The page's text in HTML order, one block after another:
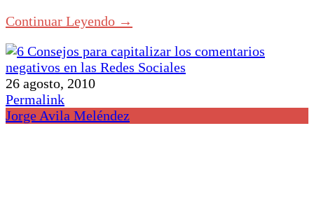
Continuar Leyendo →
26 agosto, 2010
Permalink
Jorge Avila Meléndez